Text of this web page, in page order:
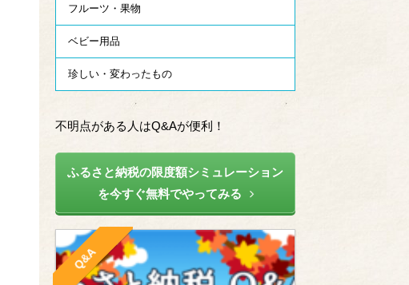
フルーツ・果物
ベビー用品
珍しい・変わったもの
不明点がある人はQ&Aが便利！
ふるさと納税の限度額シミュレーション
を今すぐ無料でやってみる
Q&A